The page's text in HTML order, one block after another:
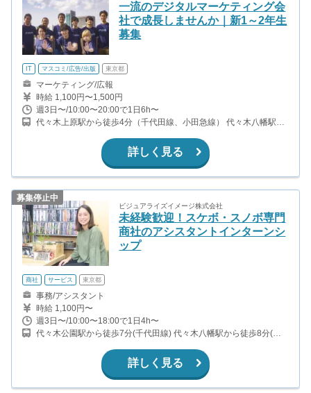
一流のデジタルマーケティング会
社で成長しませんか｜新1～2年生
募集
IT マスコミ/広告/出版 東京都
マーケティング/広報
時給 1,100円〜1,500円
週3日〜/10:00〜20:00で1日6h〜
代々木上原駅から徒歩4分（千代田線、小田急線） 代々木八幡駅か
詳しく見る
募集停止中
ビジュアライズイメージ株式会社
未経験歓迎！スケボ・スノボ専門
商社のアシスタントインターンシ
ップ
商社 サービス 東京都
事務/アシスタント
時給 1,100円〜
週3日〜/10:00〜18:00で1日4h〜
代々木公園駅から徒歩7分(千代田線) 代々木八幡駅から徒歩8分(小
詳しく見る